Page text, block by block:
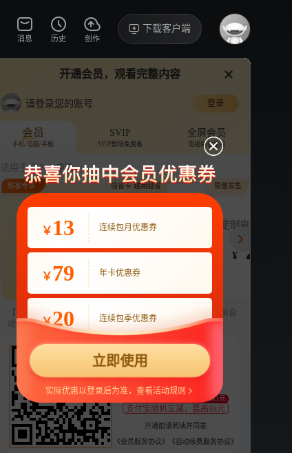
消息 历史 创作
下载客户端
讨论·323
搞笑艺家人
综艺 娱乐
2.0万分享
VIP畅享海量剧综
2025-08-10
限免
第1期：武艺外婆勇闯唱跳
圈
5076.4万次播放
VIP
开通会员，观看完整内容
请登录您的账号 登录
会员
手机/电脑/平板
SVIP
SVIP剧场免费看
全屏会员
电视端也能用
适用手机/Pad/电脑
连续包月
¥ 22
22
新客专享
月付最低至
¥ 3.9
倍省卡·越用越省
定制电子吧唧年
¥ 248
限量发售
【新用户专享】前3个月每月9元，第4个月起22元/月，到期前自
动续费，可随时取消。
22
支持 扫码支付
支付宝随机立减，最高88元
至少减1元
开通前请阅读并同意
《会员服务协议》 《自动续费服务协议》
￥ 13 连续包月优惠券
￥79 年卡优惠券
￥20 连续包季优惠券
立即使用
实际优惠以登录后为准，查看活动规则